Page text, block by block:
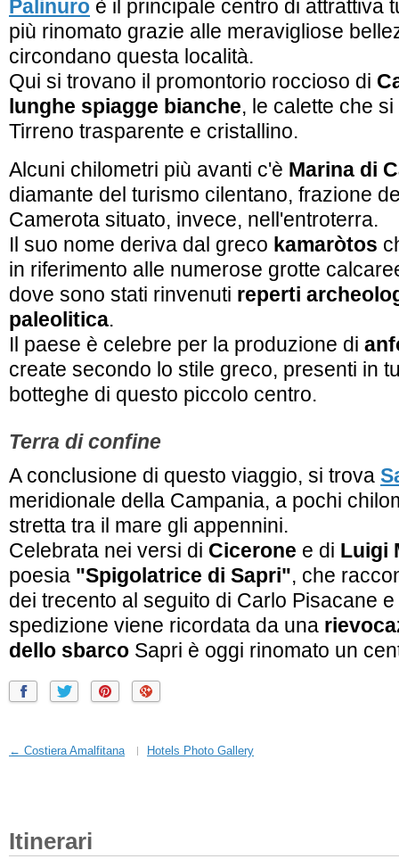
Palinuro è il principale centro di attrattiva
più rinomato grazie alle meravigliose
circondano questa località.
Qui si trovano il promontorio roccioso di
lunghe spiagge bianche, le calette che
Tirreno trasparente e cristallino.
Alcuni chilometri più avanti c'è Marina di
diamante del turismo cilentano, frazione
Camerota situato, invece, nell'entroterra.
Il suo nome deriva dal greco kamaròtos
in riferimento alle numerose grotte
dove sono stati rinvenuti reperti
paleolitica.
Il paese è celebre per la produzione di
create secondo lo stile greco, presenti in
botteghe di questo piccolo centro.
Terra di confine
A conclusione di questo viaggio, si trova
meridionale della Campania, a pochi
stretta tra il mare gli appennini.
Celebrata nei versi di Cicerone e di Luigi
poesia "Spigolatrice di Sapri", che
dei trecento al seguito di Carlo Pisacane
spedizione viene ricordata da una
dello sbarco Sapri è oggi rinomato un
← Costiera Amalfitana Hotels Photo Gallery
Itinerari